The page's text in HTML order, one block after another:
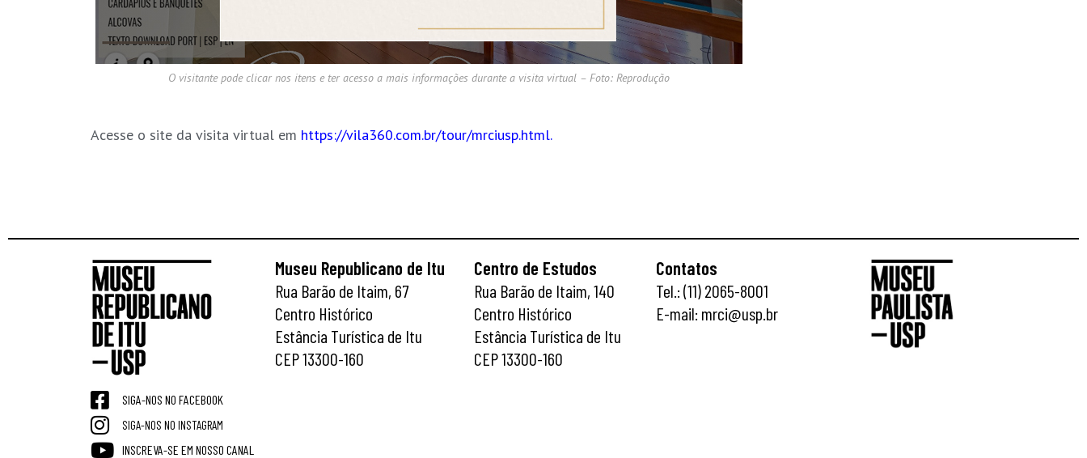
O visitante pode clicar nos itens e ter acesso a mais informações durante a visita virtual – Foto: Reprodução
Acesse o site da visita virtual em https://vila360.com.br/tour/mrciusp.html.
SIGA-NOS NO FACEBOOK
SIGA-NOS NO INSTAGRAM
INSCREVA-SE EM NOSSO CANAL
Museu Republicano de Itu
Rua Barão de Itaim, 67
Centro Histórico
Estância Turística de Itu
CEP 13300-160
Centro de Estudos
Rua Barão de Itaim, 140
Centro Histórico
Estância Turística de Itu
CEP 13300-160
Contatos
Tel.: (11) 2065-8001
E-mail: mrci@usp.br